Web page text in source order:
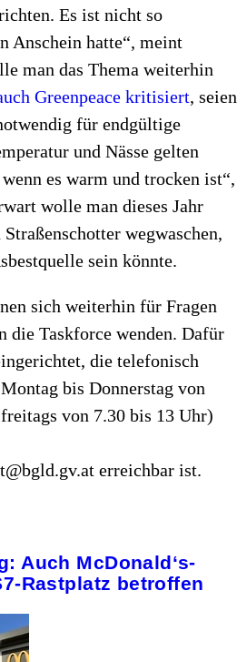
Es ist nicht so
Anschein hatte“, meint
man das Thema weiterhin
Greenpeace kritisiert, seien
für endgültige
und Nässe gelten
es warm und trocken ist“,
wolle man dieses Jahr
wegwaschen,
sein könnte.
sich weiterhin für Fragen
die Taskforce wenden. Dafür
die telefonisch
bis Donnerstag von
von 7.30 bis 13 Uhr)
erreichbar ist.
Auch McDonald‘s-
Rastplatz betroffen